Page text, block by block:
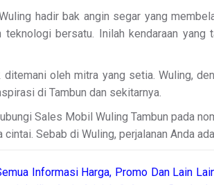
hadir bak angin segar yang
bersatu. Inilah kendaraan
oleh mitra yang setia. Wuling,
di Tambun dan sekitarnya.
Sales Mobil Wuling Tambun pada
Sebab di Wuling, perjalanan Anda
Informasi Harga, Promo Dan Lain